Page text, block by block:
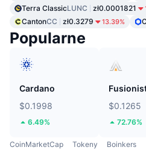
Terra ClassicLUNC zł0.0001821
CantonCC zł0.3279 13.39%
Popularne
Cardano
$0.1998
6.49%
$0.1265
72.76%
CoinMarketCap Tokeny Boinkers